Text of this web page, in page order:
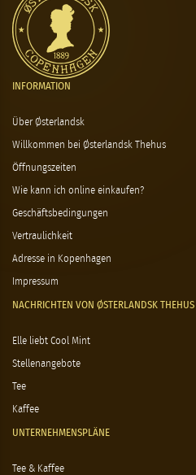
INFORMATION
Über Østerlandsk
Willkommen bei Østerlandsk Thehus
Öffnungszeiten
Wie kann ich online einkaufen?
Geschäftsbedingungen
Vertraulichkeit
Adresse in Kopenhagen
Impressum
NACHRICHTEN VON ØSTERLANDSK THEHUS
Elle liebt Cool Mint
Stellenangebote
Tee
Kaffee
UNTERNEHMENSPLÄNE
Tee & Kaffee